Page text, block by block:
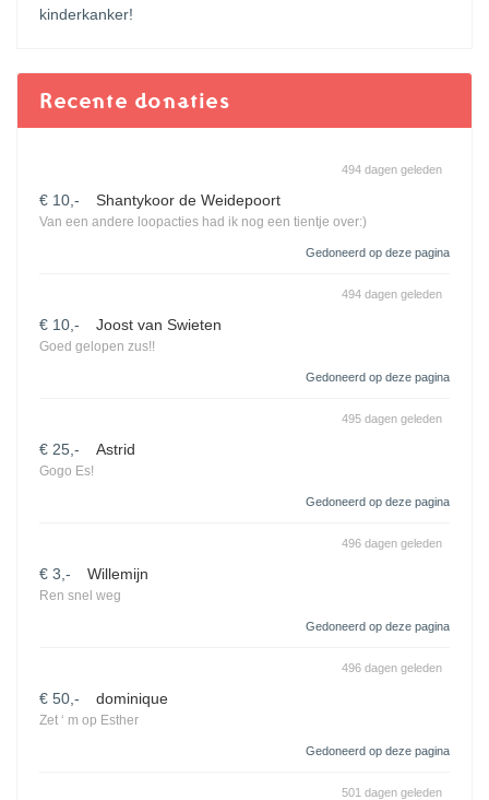
kinderkanker!
Recente donaties
€ 10,- Shantykoor de Weidepoort
Van een andere loopacties had ik nog een tientje over:)
494 dagen geleden
Gedoneerd op deze pagina
€ 10,- Joost van Swieten
Goed gelopen zus!!
494 dagen geleden
Gedoneerd op deze pagina
€ 25,- Astrid
Gogo Es!
495 dagen geleden
Gedoneerd op deze pagina
€ 3,- Willemijn
Ren snel weg
496 dagen geleden
Gedoneerd op deze pagina
€ 50,- dominique
Zet ‘ m op Esther
496 dagen geleden
Gedoneerd op deze pagina
501 dagen geleden